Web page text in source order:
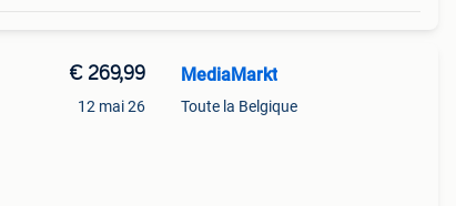
€ 269,99
12 mai 26
MediaMarkt
Toute la Belgique